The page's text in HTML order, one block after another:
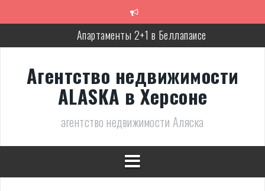
Апартаменты 2+1 в Беллапаисе
Трёхспальная вилла в комплексе в Лапте
Современная, полностью готовая вилла в Алсанджаке
Люкс вилла с дизайнерским ремонтом
Великолепное бунгало в Фамагусте
Агентство недвижимости
ALASKA в Херсоне
агентство недвижимости Аляска